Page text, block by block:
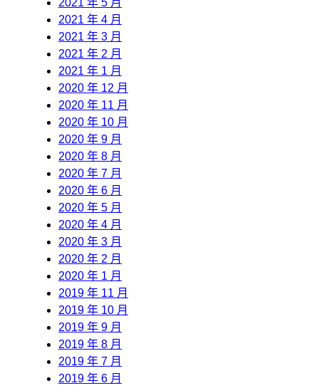
2021 年 4 月
2021 年 3 月
2021 年 2 月
2021 年 1 月
2020 年 12 月
2020 年 11 月
2020 年 10 月
2020 年 9 月
2020 年 8 月
2020 年 7 月
2020 年 6 月
2020 年 5 月
2020 年 4 月
2020 年 3 月
2020 年 2 月
2020 年 1 月
2019 年 11 月
2019 年 10 月
2019 年 9 月
2019 年 8 月
2019 年 7 月
2019 年 6 月